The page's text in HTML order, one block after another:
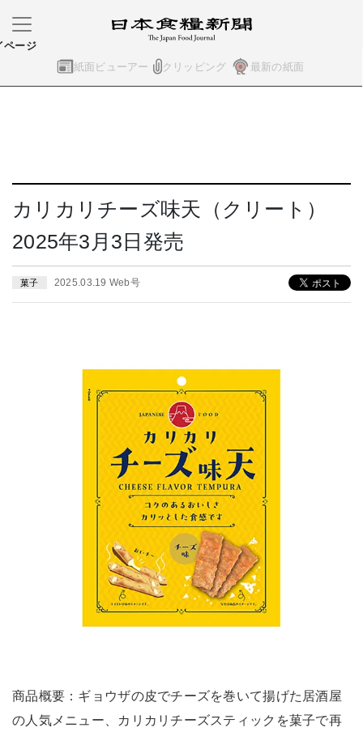
紙面ビューアー クリッピング 最新の紙面
ページ
カリカリチーズ味天（クリート）
2025年3月3日発売
菓子 2025.03.19 Web号
商品概要：ギョウザの皮でチーズを巻いて揚げた居酒屋
の人気メニュー、カリカリチーズスティックを菓子で再